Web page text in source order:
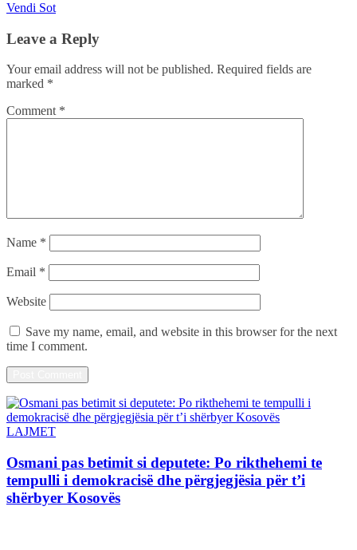
Vendi Sot
Leave a Reply
Your email address will not be published. Required fields are
marked *
Comment *
Name *
Email *
Website
Save my name, email, and website in this browser for the next
time I comment.
LAJMET
Osmani pas betimit si deputete: Po rikthehemi te
tempulli i demokracisë dhe përgjegjësia për t’i
shërbyer Kosovës